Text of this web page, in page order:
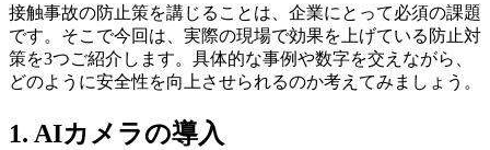
接触事故の防止策を講じることは、企業にとって必須の課題
です。そこで今回は、実際の現場で効果を上げている防止対
策を3つご紹介します。具体的な事例や数字を交えながら、
どのように安全性を向上させられるのか考えてみましょう。
1. AIカメラの導入